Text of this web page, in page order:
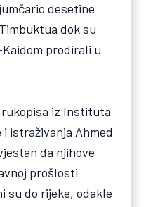
desetine
dok su
prodirali u
iz Instituta
istraživanja Ahmed
da njihove
prošlosti
su do rijeke, odakle